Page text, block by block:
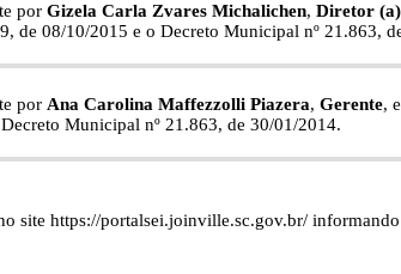
por Gizela Carla Zvares Michalichen, Diretor
de 08/10/2015 e o Decreto Municipal nº 21.863,
por Ana Carolina Maffezzolli Piazera, Gerente,
Municipal nº 21.863, de 30/01/2014.
site https://portalsei.joinville.sc.gov.br/